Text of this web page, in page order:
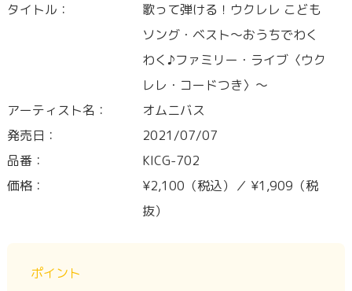
タイトル：
歌って弾ける！ウクレレ こども
ソング・ベスト～おうちでわく
わく♪ファミリー・ライブ〈ウク
レレ・コードつき〉～
アーティスト名：
オムニバス
発売日：
2021/07/07
品番：
KICG-702
価格：
¥2,100（税込）／ ¥1,909（税
抜）
ポイント